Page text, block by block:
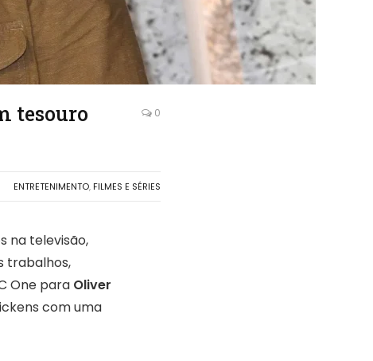
tesouro
0
ENTRETENIMENTO, FILMES E SÉRIES
na televisão,
trabalhos,
One para Oliver
com uma